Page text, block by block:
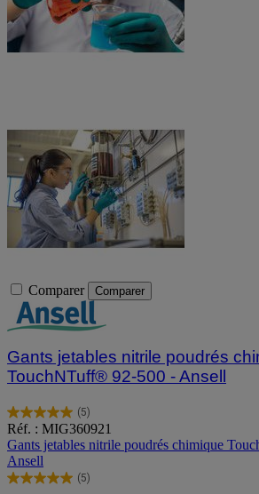
Comparer Comparer
Gants jetables nitrile poudrés
TouchNTuff® 92-500 - Ansell
(5)
5.0
sur
5
étoiles.
5
Réf. : MIG360921
Gants jetables nitrile poudrés chimique
Ansell
(5)
5.0